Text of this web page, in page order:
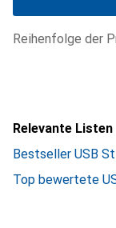
Reihenfolge der
Relevante Listen
Bestseller USB
Top bewertete